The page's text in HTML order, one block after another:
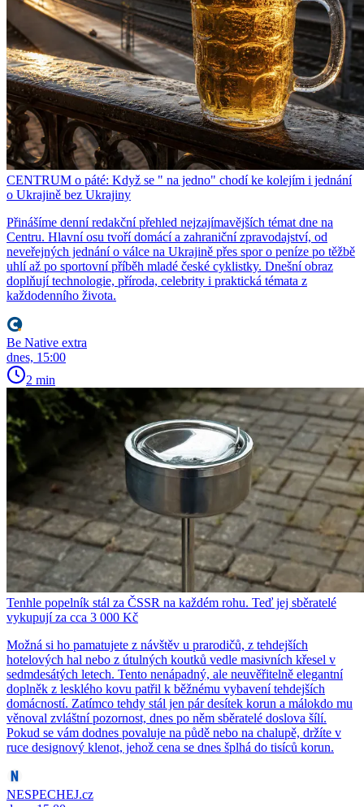
CENTRUM o páté: Když se " na jedno" chodí ke kolejím i jednání
o Ukrajině bez Ukrajiny
Přinášíme denní redakční přehled nejzajímavějších témat dne na
Centru. Hlavní osu tvoří domácí a zahraniční zpravodajství, od
neveřejných jednání o válce na Ukrajině přes spor o peníze po těžbě
uhlí až po sportovní příběh mladé české cyklistky. Dnešní obraz
doplňují technologie, příroda, celebrity i praktická témata z
každodenního života.
Be Native extra
dnes, 15:00
2 min
Tenhle popelník stál za ČSSR na každém rohu. Teď jej sběratelé
vykupují za cca 3 000 Kč
Možná si ho pamatujete z návštěv u prarodičů, z tehdejších
hotelových hal nebo z útulných koutků vedle masivních křesel v
sedmdesátých letech. Tento nenápadný, ale neuvěřitelně elegantní
doplněk z lesklého kovu patřil k běžnému vybavení tehdejších
domácností. Zatímco tehdy stál jen pár desítek korun a málokdo mu
věnoval zvláštní pozornost, dnes po něm sběratelé doslova šílí.
Pokud se vám dodnes povaluje na půdě nebo na chalupě, držíte v
ruce designový klenot, jehož cena se dnes šplhá do tisíců korun.
NESPECHEJ.cz